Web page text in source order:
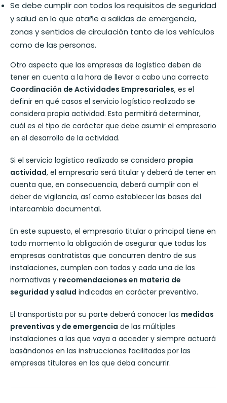
Se debe cumplir con todos los requisitos de seguridad
y salud en lo que atañe a salidas de emergencia,
zonas y sentidos de circulación tanto de los vehículos
como de las personas.
Otro aspecto que las empresas de logística deben de
tener en cuenta a la hora de llevar a cabo una correcta
Coordinación de Actividades Empresariales, es el
definir en qué casos el servicio logístico realizado se
considera propia actividad. Esto permitirá determinar,
cuál es el tipo de carácter que debe asumir el empresario
en el desarrollo de la actividad.
Si el servicio logístico realizado se considera propia
actividad, el empresario será titular y deberá de tener en
cuenta que, en consecuencia, deberá cumplir con el
deber de vigilancia, así como establecer las bases del
intercambio documental.
En este supuesto, el empresario titular o principal tiene en
todo momento la obligación de asegurar que todas las
empresas contratistas que concurren dentro de sus
instalaciones, cumplen con todas y cada una de las
normativas y recomendaciones en materia de
seguridad y salud indicadas en carácter preventivo.
El transportista por su parte deberá conocer las medidas
preventivas y de emergencia de las múltiples
instalaciones a las que vaya a acceder y siempre actuará
basándonos en las instrucciones facilitadas por las
empresas titulares en las que deba concurrir.